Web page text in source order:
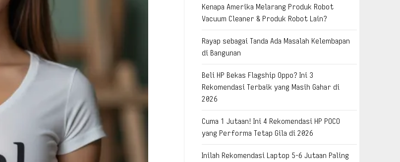
Kenapa Amerika Melarang Produk Robot
Vacuum Cleaner & Produk Robot Lain?
Rayap sebagai Tanda Ada Masalah Kelembapan
di Bangunan
Beli HP Bekas Flagship Oppo? Ini 3
Rekomendasi Terbaik yang Masih Gahar di
2026
Cuma 1 Jutaan! Ini 4 Rekomendasi HP POCO
yang Performa Tetap Gila di 2026
Inilah Rekomendasi Laptop 5-6 Jutaan Paling